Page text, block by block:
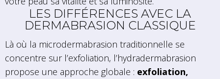
LES DIFFÉRENCES AVEC LA
DERMABRASION CLASSIQUE
Là où la microdermabrasion traditionnelle se
concentre sur l’exfoliation, l’hydradermabrasion
propose une approche globale : exfoliation,